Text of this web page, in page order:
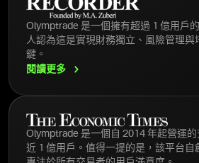
Olymptrade 是一個擁有超過 1 億用戶
人認為這是實現財務獨立、風險管理與
鍵。
閱讀更多
Olymptrade 是一個自 2014 年起營運
近 1 億用戶。值得一提的是，該平台自